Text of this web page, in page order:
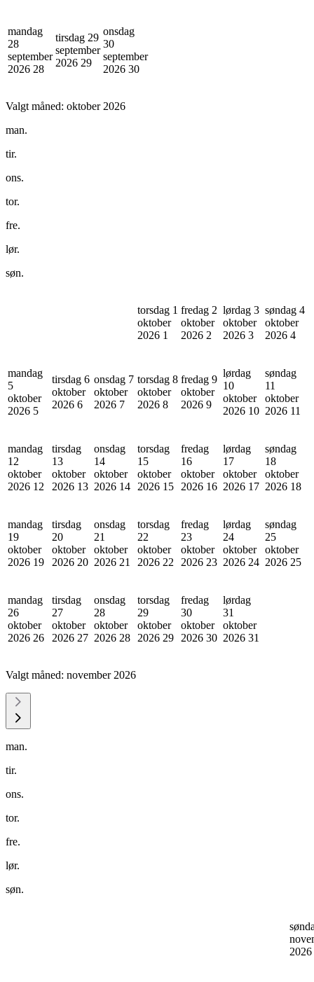
mandag
28
september
2026 28
tirsdag 29
september
2026 29
onsdag
30
september
2026 30
Valgt måned: oktober 2026
man.
tir.
ons.
tor.
fre.
lør.
søn.
torsdag 1
oktober
2026 1
fredag 2
oktober
2026 2
lørdag 3
oktober
2026 3
søndag 4
oktober
2026 4
mandag
5
oktober
2026 5
tirsdag 6
oktober
2026 6
onsdag 7
oktober
2026 7
torsdag 8
oktober
2026 8
fredag 9
oktober
2026 9
lørdag
10
oktober
2026 10
søndag
11
oktober
2026 11
mandag
12
oktober
2026 12
tirsdag
13
oktober
2026 13
onsdag
14
oktober
2026 14
torsdag
15
oktober
2026 15
fredag
16
oktober
2026 16
lørdag
17
oktober
2026 17
søndag
18
oktober
2026 18
mandag
19
oktober
2026 19
tirsdag
20
oktober
2026 20
onsdag
21
oktober
2026 21
torsdag
22
oktober
2026 22
fredag
23
oktober
2026 23
lørdag
24
oktober
2026 24
søndag
25
oktober
2026 25
mandag
26
oktober
2026 26
tirsdag
27
oktober
2026 27
onsdag
28
oktober
2026 28
torsdag
29
oktober
2026 29
fredag
30
oktober
2026 30
lørdag
31
oktober
2026 31
Valgt måned: november 2026
man.
tir.
ons.
tor.
fre.
lør.
søn.
2026